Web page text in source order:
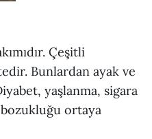
Çeşitli
Bunlardan ayak ve
yaşlanma, sigara
ortaya